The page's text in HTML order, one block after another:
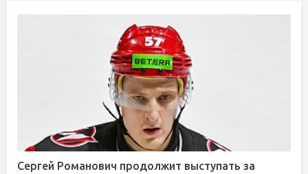
Сергей Романович продолжит выступать за